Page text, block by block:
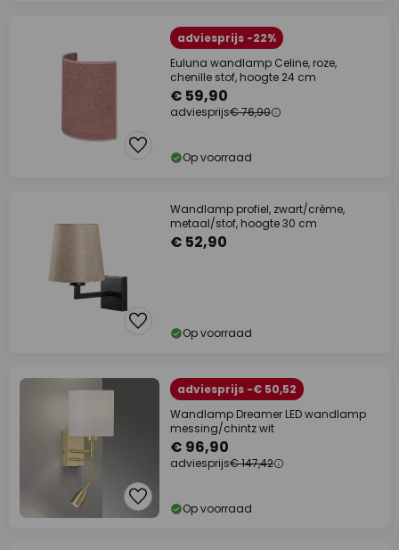
adviesprijs -22%
Euluna wandlamp Celine, roze,
chenille stof, hoogte 24 cm
€ 59,90
adviesprijs€ 76,90
Op voorraad
Wandlamp profiel, zwart/crème,
metaal/stof, hoogte 30 cm
€ 52,90
Op voorraad
adviesprijs -€ 50,52
Wandlamp Dreamer LED wandlamp
messing/chintz wit
€ 96,90
adviesprijs€ 147,42
Op voorraad